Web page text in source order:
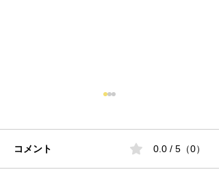
コメント 0.0 / 5（0）